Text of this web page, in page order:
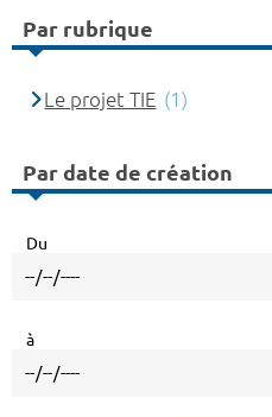
Par rubrique
Le projet TIE (1)
Par date de création
Du
à